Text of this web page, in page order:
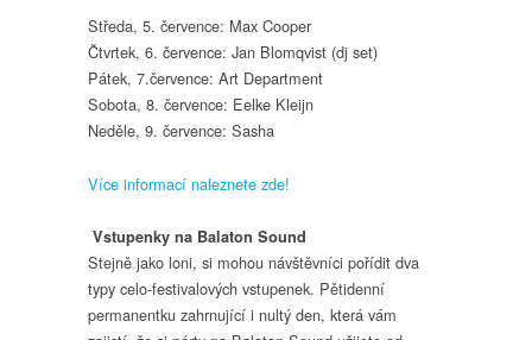
Středa, 5. července: Max Cooper
Čtvrtek, 6. července: Jan Blomqvist (dj set)
Pátek, 7.července: Art Department
Sobota, 8. července: Eelke Kleijn
Neděle, 9. července: Sasha
Více informací naleznete zde!
Vstupenky na Balaton Sound
Stejně jako loni, si mohou návštěvníci pořídit dva
typy celo-festivalových vstupenek. Pětidenní
permanentku zahrnující i nultý den, která vám